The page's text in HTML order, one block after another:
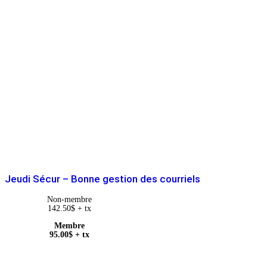
Jeudi Sécur – Bonne gestion des courriels
Non-membre
142.50$+ tx
Membre
95.00$+ tx